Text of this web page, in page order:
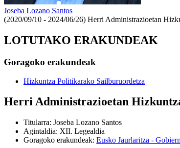
Joseba Lozano Santos
(2020/09/10 - 2024/06/26) Herri Administrazioetan
LOTUTAKO ERAKUNDEAK
Goragoko erakundeak
Hizkuntza Politikarako Sailburuordetza
Herri Administrazioetan
Titularra: Joseba Lozano Santos
Agintaldia: XII. Legealdia
Goragoko erakundeak: Eusko Jaurlaritza -